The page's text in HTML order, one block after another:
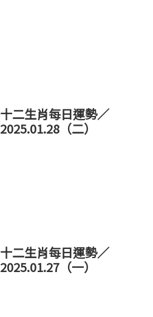
十二生肖每日運勢／
2025.01.28（二）
十二生肖每日運勢／
2025.01.27（一）